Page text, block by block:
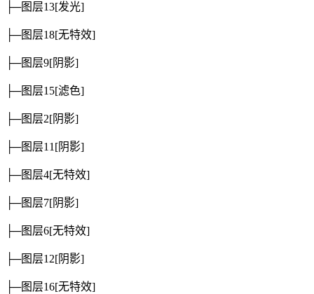
├─图层13[发光]
├─图层18[无特效]
├─图层9[阴影]
├─图层15[滤色]
├─图层2[阴影]
├─图层11[阴影]
├─图层4[无特效]
├─图层7[阴影]
├─图层6[无特效]
├─图层12[阴影]
├─图层16[无特效]